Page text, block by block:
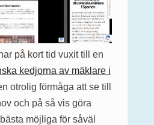
på kort tid vuxit till en
kedjorna av mäklare i
otrolig förmåga att se till
och på så vis göra
möjliga för såväl